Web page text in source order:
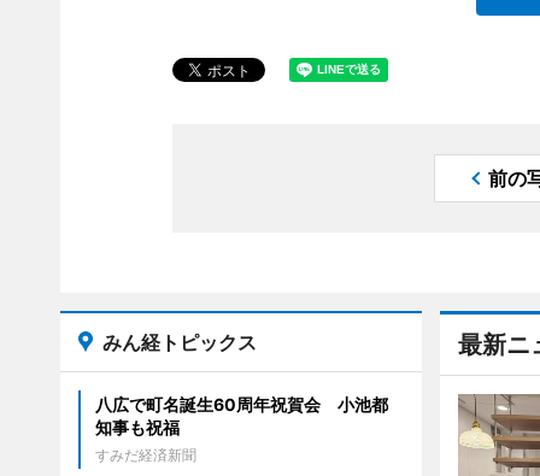
前の
最新ニ
みん経トピックス
八広で町名誕生60周年祝賀会 小池都
知事も祝福
すみだ経済新聞